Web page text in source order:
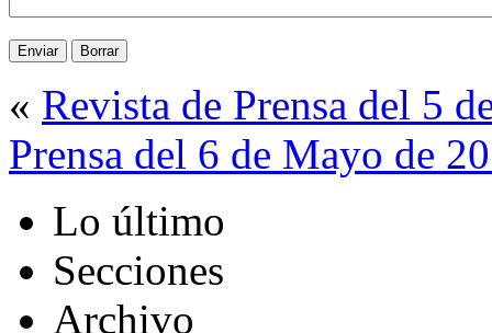
« Revista de Prensa del 5
Prensa del 6 de Mayo de
Lo último
Secciones
Archivo